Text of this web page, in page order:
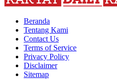
Beranda
Tentang Kami
Contact Us
Terms of Service
Privacy Policy
Disclaimer
Sitemap